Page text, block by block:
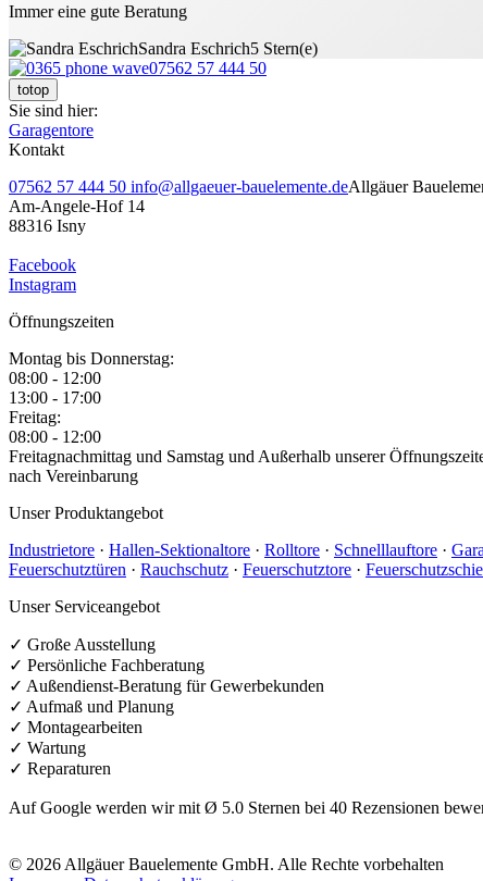
Immer eine gute Beratung
Sandra Eschrich5 Stern(e)
07562 57 444 50
totop
Sie sind hier:
Garagentore
Kontakt
07562 57 444 50 info@allgaeuer-bauelemente.deAllgäuer
Am-Angele-Hof 14
88316 Isny
Facebook
Instagram
Öffnungszeiten
Montag bis Donnerstag:
08:00 - 12:00
13:00 - 17:00
Freitag:
08:00 - 12:00
Freitagnachmittag und Samstag und Außerhalb unserer
nach Vereinbarung
Unser Produktangebot
Industrietore · Hallen-Sektionaltore · Rolltore · Schnelllauftore ·
Feuerschutztüren · Rauchschutz · Feuerschutztore ·
Unser Serviceangebot
✓ Große Ausstellung
✓ Persönliche Fachberatung
✓ Außendienst-Beratung für Gewerbekunden
✓ Aufmaß und Planung
✓ Montagearbeiten
✓ Wartung
✓ Reparaturen
Auf Google werden wir mit Ø 5.0 Sternen bei 40 Rezensionen
© 2026 Allgäuer Bauelemente GmbH. Alle Rechte vorbehalten